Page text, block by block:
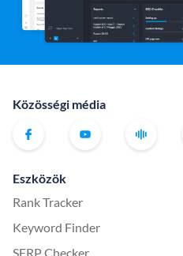
Közösségi média
Eszközök
Rank Tracker
Keyword Finder
SERP Checker